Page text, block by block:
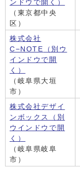
ンドウで開く）
（東京都中央
区）
株式会社
C−NOTE
（別ウ
インドウで開
く）
（岐阜県大垣
市）
株式会社デザイ
ンボックス
（別
ウインドウで開
く）
（岐阜県岐阜
市）